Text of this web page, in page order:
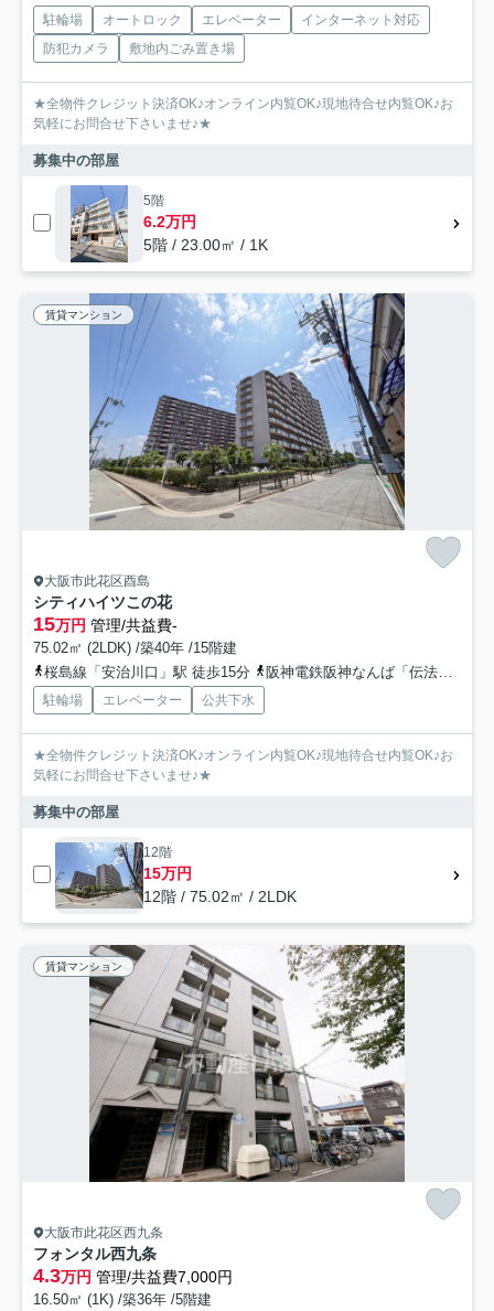
駐輪場 オートロック エレベーター
インターネット対応
防犯カメラ
敷地内ごみ置き場
★全物件クレジット決済OK♪オンライン内覧OK♪現地待合せ内覧OK♪お
気軽にお問合せ下さいませ♪★
募集中の部屋
5階
6.2万円
5階 / 23.00㎡ / 1K
賃貸マンション
大阪市此花区酉島
シティハイツこの花
15万円 管理/共益費-
75.02㎡ (2LDK) /築40年 /15階建
桜島線「安治川口」駅 徒歩15分
阪神電鉄阪神なんば「伝法」駅 徒歩22分
駐輪場 エレベーター 公共下水
★全物件クレジット決済OK♪オンライン内覧OK♪現地待合せ内覧OK♪お
気軽にお問合せ下さいませ♪★
募集中の部屋
12階
15万円
12階 / 75.02㎡ / 2LDK
賃貸マンション
大阪市此花区西九条
フォンタル西九条
4.3万円 管理/共益費7,000円
16.50㎡ (1K) /築36年 /5階建